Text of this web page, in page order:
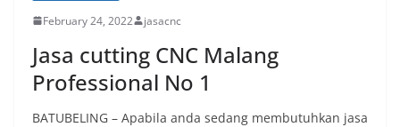
February 24, 2022 jasacnc
Jasa cutting CNC Malang
Professional No 1
BATUBELING – Apabila anda sedang membutuhkan jasa